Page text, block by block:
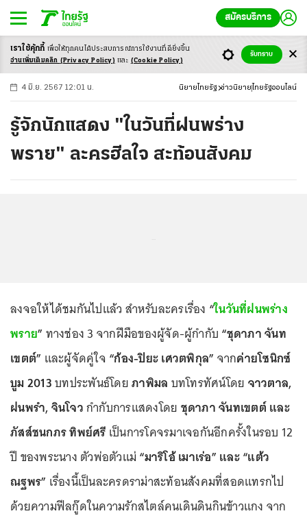
สมัครบริการ
-ก ก ก+
4 มิ.ย. 2567 12:01 น. นิยายไทยรัฐ ข่าวนิยาย ไทยรัฐออนไลน์
รู้จักนักแสดง "ในวันที่ฝนพร่าง
พราย" ละครฮีลใจ สะท้อนสังคม
ลงจอให้ได้ชมกันไปแล้ว สำหรับละครเรื่อง “ในวันที่ฝนพร่าง
พราย” ทางช่อง 3 จากฝีมือของผู้จัด-ผู้กำกับ “ชุดาภา จันท
เขตต์” และผู้จัดคู่ใจ “ก้อง-ปิยะ เศวตพิกุล” จากค่ายโซนิกซ์
บูม 2013บทประพันธ์โดยภาพิมล บทโทรทัศน์โดย จาวตาล,
ฝนพรำ, จินโจวกำกับการแสดงโดย ชุดาภา จันทเขตต์ และ
ภัสส์ชนกภร ทิพย์ศรี เป็นการโคจรมาเจอกันอีกครั้งในรอบ 12
ปี ของพระนาง ตัวพ่อตัวแม่ “มาริโอ้ เมาเร่อ” และ “แต้ว
ณฐพร” เรื่องนี้เป็นละครดราม่าสะท้อนสังคมที่สอดแทรกไป
ด้วยความฟีลกู๊ดในความรักสไตล์คนเดินดินกินข้าวแกง จาก
เราใช้คุ้กกี้ เพื่อให้ทุกคนได้ประสบการณ์การใช้งานที่ดียิ่งขึ้น
อ่านเพิ่มเติมคลิก (Privacy Policy) และ (Cookie Policy)
รับทราบ